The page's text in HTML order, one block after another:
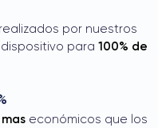
por nuestros
para 100% de
económicos que los